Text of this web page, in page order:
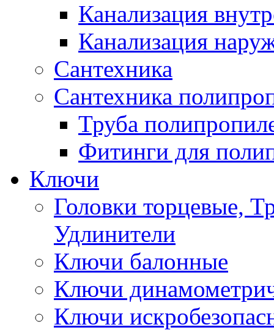
Канализация
Канализация
Сантехника
Сантехника
Труба
Фитинги для
Ключи
Головки торцевые,
Удлинители
Ключи балонные
Ключи
Ключи